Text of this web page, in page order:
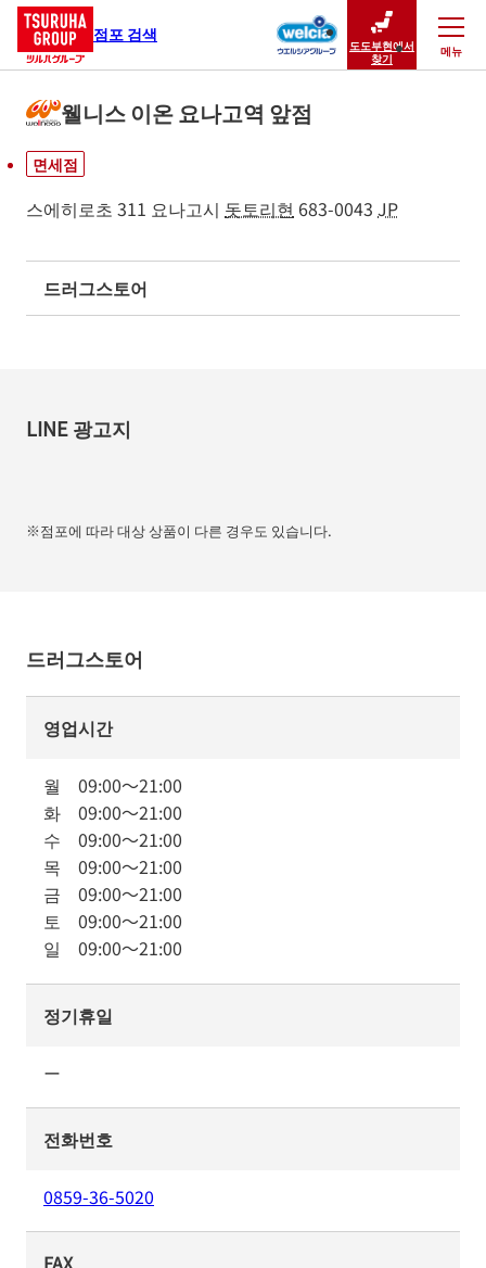
점포 검색
도도부현에서
찾기
메뉴
닫기
웰니스 이온 요나고역 앞점
면세점
스에히로초 311 요나고시 돗토리현 683-0043 JP
드러그스토어
LINE 광고지
※점포에 따라 대상 상품이 다른 경우도 있습니다.
드러그스토어
영업시간
월 09:00～21:00
화 09:00～21:00
수 09:00～21:00
목 09:00～21:00
금 09:00～21:00
토 09:00～21:00
일 09:00～21:00
정기휴일
ー
전화번호
0859-36-5020
FAX